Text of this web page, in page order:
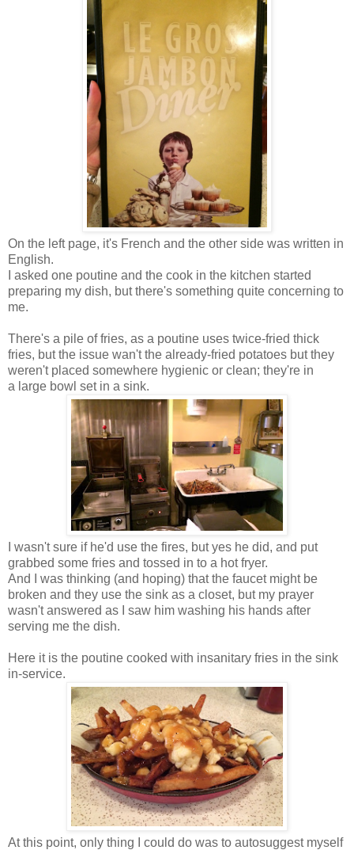
On the left page, it's French and the other side was written in
English.
I asked one poutine and the cook in the kitchen started
preparing my dish, but there's something quite concerning to
me.
There's a pile of fries, as a poutine uses twice-fried thick
fries, but the issue wan't the already-fried potatoes but they
weren't placed somewhere hygienic or clean; they're in
a large bowl set in a sink.
I wasn't sure if he'd use the fires, but yes he did, and put
grabbed some fries and tossed in to a hot fryer.
And I was thinking (and hoping) that the faucet might be
broken and they use the sink as a closet, but my prayer
wasn't answered as I saw him washing his hands after
serving me the dish.
Here it is the poutine cooked with insanitary fries in the sink
in-service.
At this point, only thing I could do was to autosuggest myself